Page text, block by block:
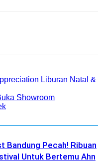
Liburan Natal &
Showroom
Bandung Pecah! Ribuan
Untuk Bertemu Ahn